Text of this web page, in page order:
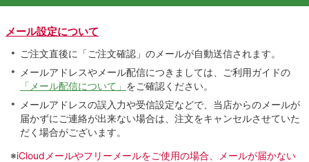
メール設定について
ご注文直後に「ご注文確認」のメールが自動送信されます。
メールアドレスやメール配信につきましては、ご利用ガイドの
「メール配信について」 をご確認ください。
メールアドレスの誤入力や受信設定などで、当店からのメールが
届かずにご連絡が出来ない場合は、注文をキャンセルさせていた
だく場合がございます。
※iCloudメールやフリーメールをご使用の場合、メールが届かない